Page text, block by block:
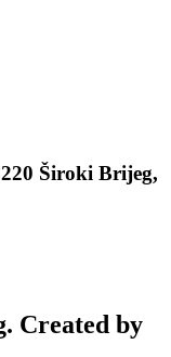
Široki Brijeg,
Created by